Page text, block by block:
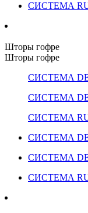
СИСТЕМА
Шторы гофре
Шторы гофре
СИСТЕМА
СИСТЕМА
СИСТЕМА
СИСТЕМА
СИСТЕМА
СИСТЕМА